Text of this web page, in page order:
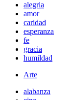
alegria
amor
caridad
esperanza
fe
gracia
humildad
Arte
alabanza